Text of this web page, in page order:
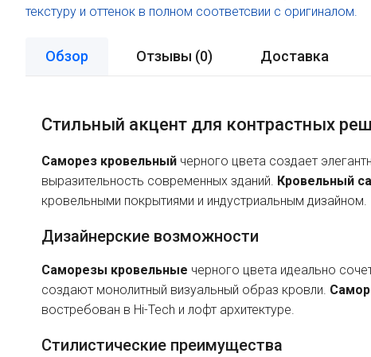
текстуру и оттенок в полном соответсвии с оригиналом.
Обзор Отзывы (0) Доставка
Стильный акцент для контрастных
Саморез кровельныйчерного цвета создает
выразительность современных зданий. Кровельный
кровельными покрытиями и индустриальным дизайном.
Дизайнерские возможности
Саморезы кровельные черного цвета идеально
создают монолитный визуальный образ кровли.
востребован в Hi-Tech и лофт архитектуре.
Стилистические преимущества